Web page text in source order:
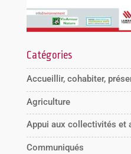
Catégories
Accueillir, cohabiter,
Agriculture
Appui aux collectivités et
Communiqués